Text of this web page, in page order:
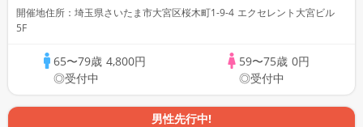
開催地住所：埼玉県さいたま市大宮区桜木町1-9-4 エクセレント大宮ビル
5F
65〜79歳 4,800円
◎受付中
59〜75歳 0円
◎受付中
男性先行中!